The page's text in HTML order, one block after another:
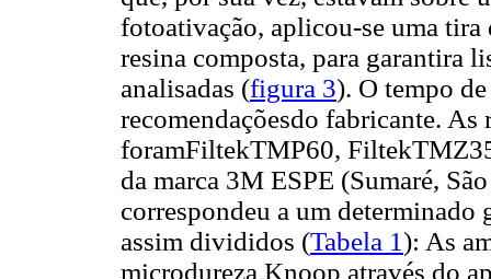
fotoativação, aplicou-se uma
resina composta, para garantira
analisadas (figura 3). O tempo
recomendaçõesdo fabricante.
foramFiltekTMP60,
da marca 3M ESPE (Sumaré,
correspondeu a um determinado
assim divididos (Tabela 1): As
microdureza Knoop através do